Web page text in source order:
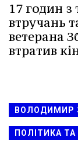
17 годин з
втручань
ветерана
втратив
ВОЛОДИМИР
ПОЛІТИКА